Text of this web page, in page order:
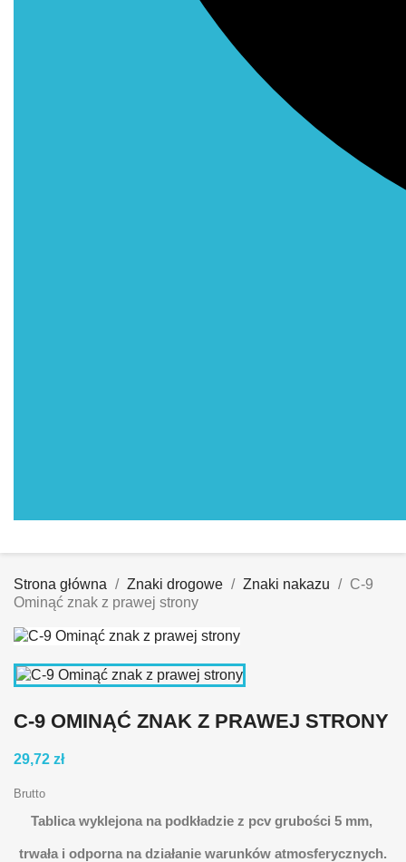
Strona główna Znaki drogowe Znaki nakazu
C-9
Ominąć znak z prawej strony
C-9 OMINĄĆ ZNAK Z PRAWEJ STRONY
29,72 zł
Brutto
Tablica wyklejona na podkładzie z pcv grubości 5 mm,
trwała i odporna na działanie warunków atmosferycznych.